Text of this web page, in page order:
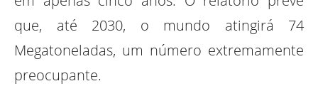
que, até 2030, o mundo atingirá 74
Megatoneladas, um número extremamente
preocupante.